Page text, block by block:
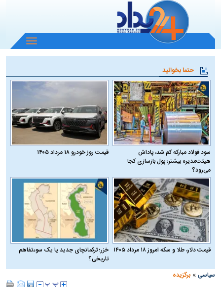
باز
و
منو
حتما بخوانید
سود فولاد مبارکه کم شد، پاداش
هیئت‌مدیره بیشتر؛ پول بازسازی کجا
می‌رود؟
قیمت روز خودرو ۱۸ مرداد ۱۴۰۵
قیمت دلار، طلا و سکه امروز ۱۸ مرداد ۱۴۰۵
خزر؛ ترکمانچای جدید یا یک سوءتفاهم
تاریخی؟
سیاسی »برگزیده